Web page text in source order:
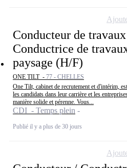
Conducteur de
Conductrice de
paysage (H/F)
ONE TILT - 77 - CHELLES
One Tilt, cabinet de recrutement et d'intérim,
les candidats dans leur carrière et les
manière solide et pérenne. Vous...
CDI - Temps plein
Publié il y a plus de 30 jours